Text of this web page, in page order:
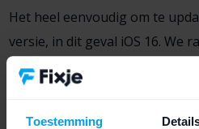
Toestemming
Het heel eenvoudig om te
versie, in dit geval iOS 16. We
iPaden MacBook
updaten naar de nieuwste
in ons blog:
Hoelang